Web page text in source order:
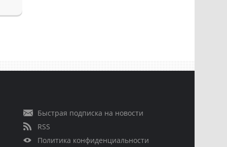
Быстрая подписка на новости
RSS
Политика конфиденциальности